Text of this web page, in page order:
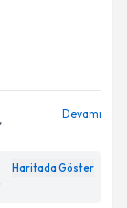
Devamı
Haritada Göster